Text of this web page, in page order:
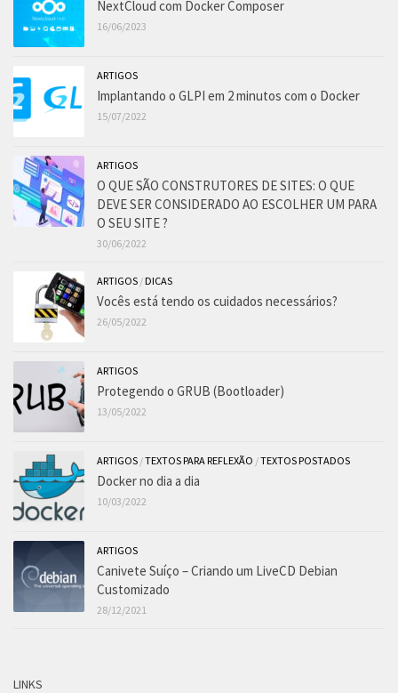
NextCloud com Docker Composer
16/06/2023
ARTIGOS
Implantando o GLPI em 2 minutos com o Docker
15/07/2022
ARTIGOS
O QUE SÃO CONSTRUTORES DE SITES: O QUE
DEVE SER CONSIDERADO AO ESCOLHER UM PARA
O SEU SITE ?
30/06/2022
ARTIGOS /DICAS
Vocês está tendo os cuidados necessários?
26/05/2022
ARTIGOS
Protegendo o GRUB (Bootloader)
13/05/2022
ARTIGOS /TEXTOS PARA REFLEXÃO /TEXTOS POSTADOS
Docker no dia a dia
10/03/2022
ARTIGOS
Canivete Suíço – Criando um LiveCD Debian
Customizado
28/12/2021
LINKS